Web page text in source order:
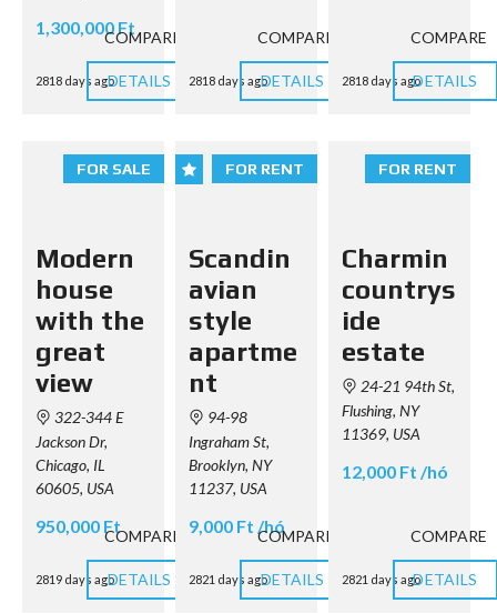
1,300,000 Ft
2818 days ago
COMPARE
DETAILS 2818 days ago
COMPARE
DETAILS 2818 days ago
COMPARE
DETAILS
FOR SALE
Modern
house
with the
great
view
322-344 E
Jackson Dr,
Chicago, IL
60605, USA
950,000 Ft
2819 days ago
COMPARE
DETAILS
FOR RENT
Scandin
avian
style
apartme
nt
94-98
Ingraham St,
Brooklyn, NY
11237, USA
9,000 Ft /hó
2821 days ago
COMPARE
DETAILS
FOR RENT
Charmin
countrys
ide
estate
24-21 94th St,
Flushing, NY
11369, USA
12,000 Ft /hó
2821 days ago
COMPARE
DETAILS